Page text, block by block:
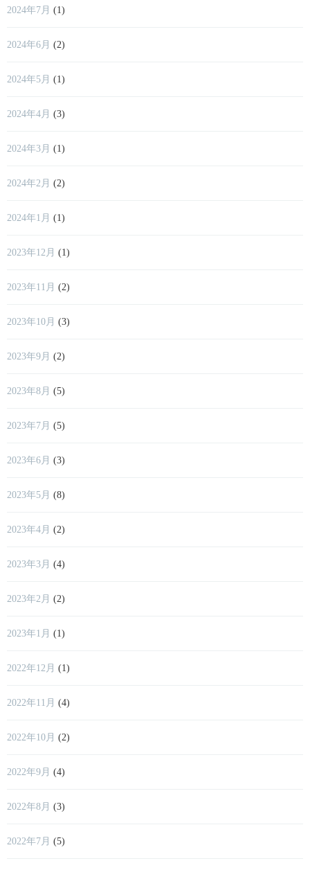
2024年7月 (1)
2024年6月 (2)
2024年5月 (1)
2024年4月 (3)
2024年3月 (1)
2024年2月 (2)
2024年1月 (1)
2023年12月 (1)
2023年11月 (2)
2023年10月 (3)
2023年9月 (2)
2023年8月 (5)
2023年7月 (5)
2023年6月 (3)
2023年5月 (8)
2023年4月 (2)
2023年3月 (4)
2023年2月 (2)
2023年1月 (1)
2022年12月 (1)
2022年11月 (4)
2022年10月 (2)
2022年9月 (4)
2022年8月 (3)
2022年7月 (5)